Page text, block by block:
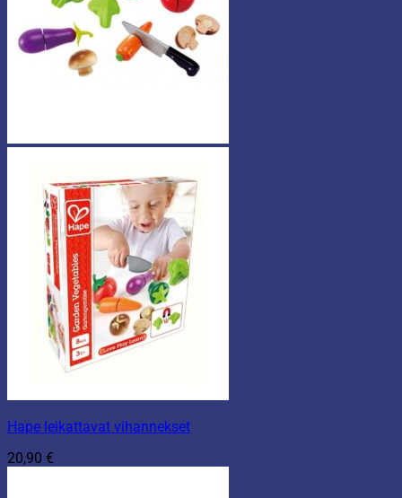
Hape leikattavat vihannekset
20,90 €